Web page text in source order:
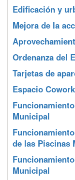
Edificación y
Mejora de la
Ordenanza del
Tarjetas de
Espacio
Municipal
de las Piscinas
Municipal